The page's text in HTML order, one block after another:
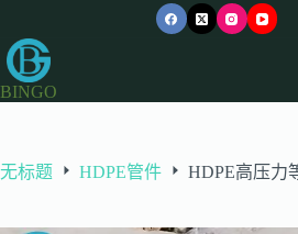
过
内
容
BINGO
无标题 HDPE管件 HDPE高压力